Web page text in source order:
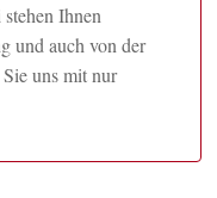
Ihnen
und auch von der
uns mit nur